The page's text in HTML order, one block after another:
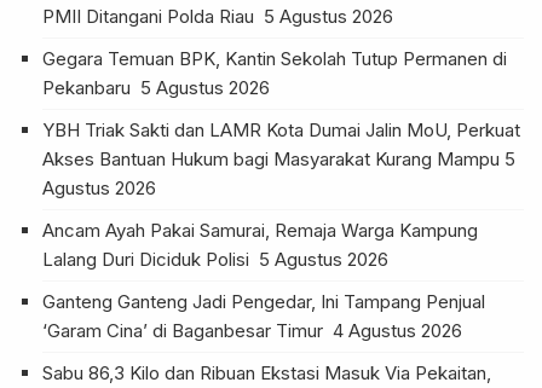
PMII Ditangani Polda Riau 5 Agustus 2026
Gegara Temuan BPK, Kantin Sekolah Tutup Permanen di
Pekanbaru 5 Agustus 2026
YBH Triak Sakti dan LAMR Kota Dumai Jalin MoU, Perkuat
Akses Bantuan Hukum bagi Masyarakat Kurang Mampu 5
Agustus 2026
Ancam Ayah Pakai Samurai, Remaja Warga Kampung
Lalang Duri Diciduk Polisi 5 Agustus 2026
Ganteng Ganteng Jadi Pengedar, Ini Tampang Penjual
‘Garam Cina’ di Baganbesar Timur 4 Agustus 2026
Sabu 86,3 Kilo dan Ribuan Ekstasi Masuk Via Pekaitan,